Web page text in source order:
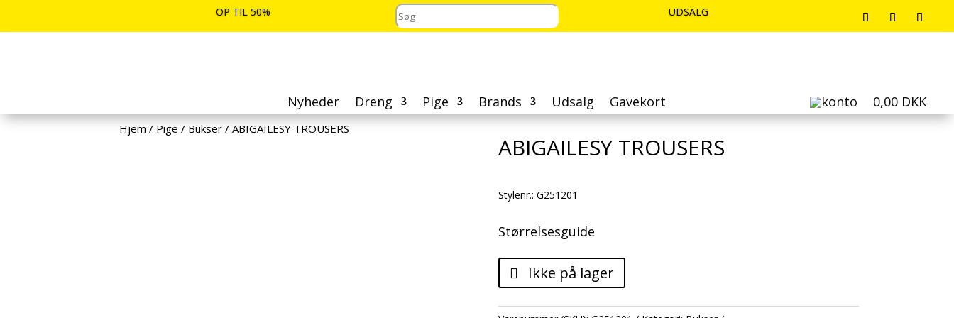
OP TIL 50%
UDSALG
UDSALG
Nyheder Dreng Pige Brands Udsalg Gavekort 0,00 DKK
Hjem / Pige / Bukser / ABIGAILESY TROUSERS
ABIGAILESY TROUSERS
Stylenr.: G251201
Størrelsesguide
Ikke på lager